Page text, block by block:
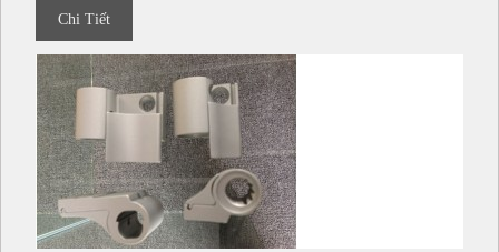
Chi Tiết